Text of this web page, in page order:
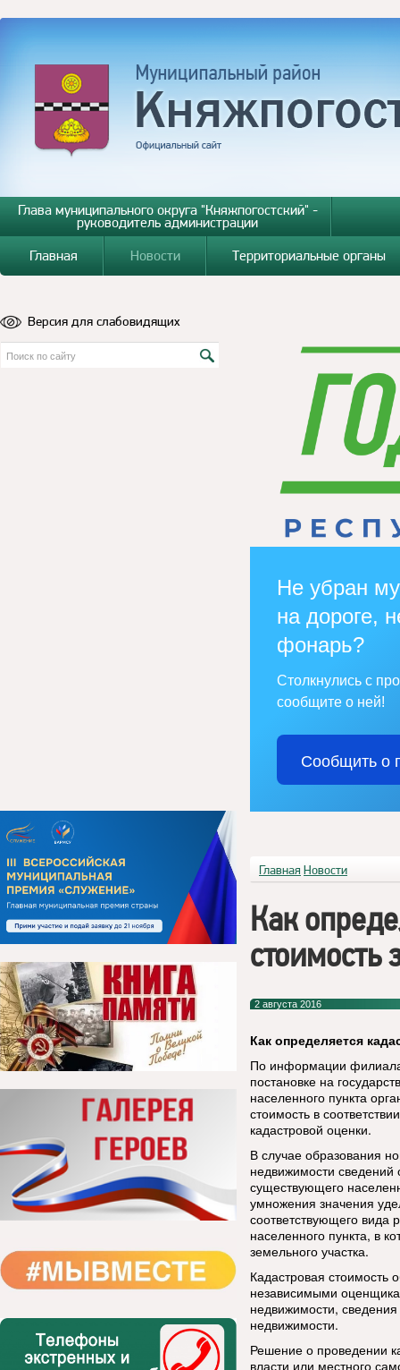
Глава муниципального округа "Княжпогостский" -
руководитель администрации
Главная
Новости Территориальные органы
Версия для слабовидящих
Не убран
на дороге,
фонарь?
Столкнулись с
сообщите о ней!
Сообщить о
Главная Новости
Как
стоимость
2 августа 2016
Как определяется
По информации
постановке на
населенного пункта
стоимость в
кадастровой оценки.
В случае образования
недвижимости сведений
существующего
умножения значения
соответствующего вида
населенного пункта, в
земельного участка.
Кадастровая стоимость
независимыми
недвижимости,
недвижимости.
Решение о проведении
власти или местного